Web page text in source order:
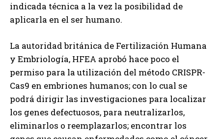
indicada técnica a la vez la posibilidad de
aplicarla en el ser humano.
La autoridad británica de Fertilización Humana
y Embriología, HFEA aprobó hace poco el
permiso para la utilización del método CRISPR-
Cas9 en embriones humanos; con lo cual se
podrá dirigir las investigaciones para localizar
los genes defectuosos, para neutralizarlos,
eliminarlos o reemplazarlos; encontrar los